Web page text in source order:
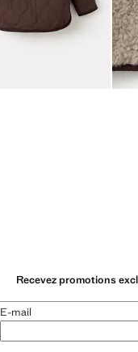
Recevez promotions
E-mail